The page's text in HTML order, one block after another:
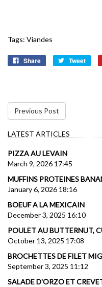
Tags: Viandes
Share Tweet
Previous Post
LATEST ARTICLES
PIZZA AU LEVAIN
March 9, 2026 17:45
MUFFINS PROTEINES
January 6, 2026 18:16
BOEUF A LA MEXICAIN
December 3, 2025 16:10
POULET AU BUTTERNUT,
October 13, 2025 17:08
BROCHETTES DE FILET
September 3, 2025 11:12
SALADE D'ORZO ET